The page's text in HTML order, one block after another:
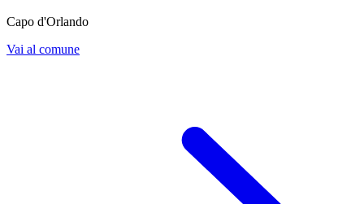
Capo d'Orlando
Vai al comune